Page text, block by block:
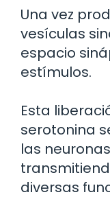
Una vez
vesículas
espacio
estímulos.
Esta
serotonina
las
diversas